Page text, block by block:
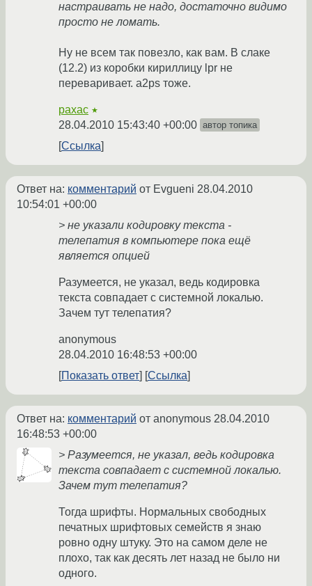
настраивать не надо, достаточно видимо
просто не ломать.
Ну не всем так повезло, как вам. В слаке
(12.2) из коробки кириллицу lpr не
переваривает. a2ps тоже.
paxac ★
28.04.2010 15:43:40 +00:00 автор топика
Ссылка
Ответ на: комментарий от Evgueni 28.04.2010
10:54:01 +00:00
> не указали кодировку текста -
телепатия в компьютере пока ещё
является опцией
Разумеется, не указал, ведь кодировка
текста совпадает с системной локалью.
Зачем тут телепатия?
anonymous
28.04.2010 16:48:53 +00:00
Показать ответ
Ссылка
Ответ на: комментарий от anonymous 28.04.2010
16:48:53 +00:00
> Разумеется, не указал, ведь кодировка
текста совпадает с системной локалью.
Зачем тут телепатия?
Тогда шрифты. Нормальных свободных
печатных шрифтовых семейств я знаю
ровно одну штуку. Это на самом деле не
плохо, так как десять лет назад не было ни
одного.